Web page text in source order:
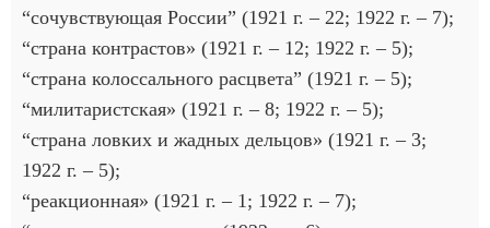
“сочувствующая России” (1921 г. – 22; 1922 г. – 7);
“страна контрастов» (1921 г. – 12; 1922 г. – 5);
“страна колоссального расцвета” (1921 г. – 5);
“милитаристская» (1921 г. – 8; 1922 г. – 5);
“страна ловких и жадных дельцов» (1921 г. – 3;
1922 г. – 5);
“реакционная» (1921 г. – 1; 1922 г. – 7);